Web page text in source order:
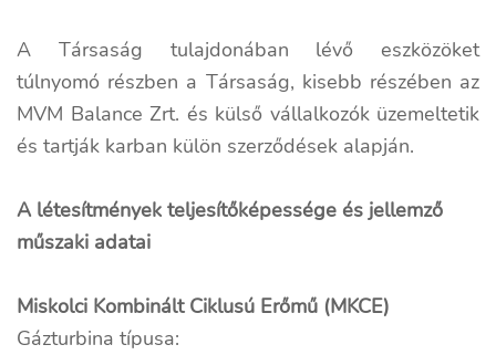
A Társaság tulajdonában lévő eszközöket
túlnyomó részben a Társaság, kisebb részében az
MVM Balance Zrt. és külső vállalkozók üzemeltetik
és tartják karban külön szerződések alapján.
A létesítmények teljesítőképessége és jellemző
műszaki adatai
Miskolci Kombinált Ciklusú Erőmű (MKCE)
Gázturbina típusa: